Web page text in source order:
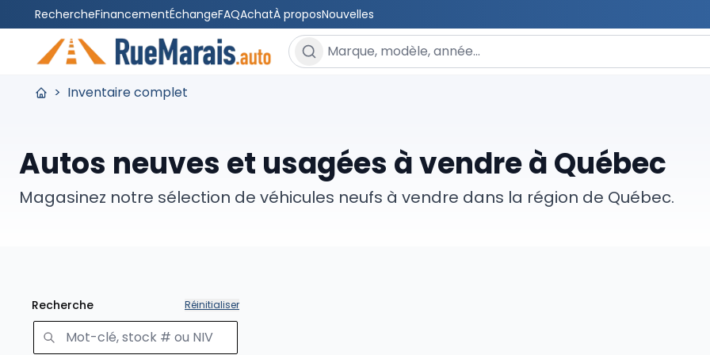
RechercheFinancementÉchangeFAQAchatÀ proposNouvelles
Rechercher un véhicule
> Inventaire complet
Autos neuves et usagées à vendre à Québec
Magasinez notre sélection de véhicules neufs à vendre dans la région de Québec.
Recherche Réinitialiser